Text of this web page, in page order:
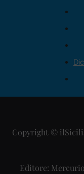
Copyright ©
Editore: